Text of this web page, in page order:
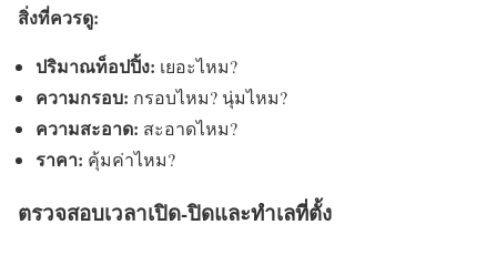
สิ่งที่ควรดู:
ปริมาณท็อปปิ้ง: เยอะไหม?
ความกรอบ: กรอบไหม? นุ่มไหม?
ความสะอาด: สะอาดไหม?
ราคา: คุ้มค่าไหม?
ตรวจสอบเวลาเปิด-ปิดและทำเลที่ตั้ง